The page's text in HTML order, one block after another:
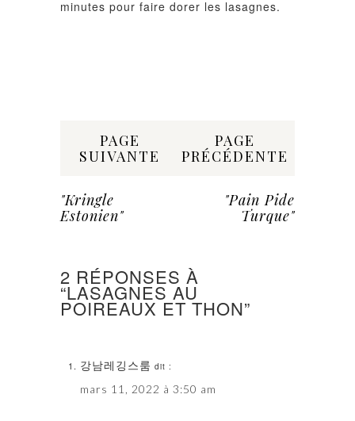
minutes pour faire dorer les lasagnes.
PAGE
SUIVANTE
"Kringle
Estonien"
PAGE
PRÉCÉDENTE
"Pain Pide
Turque"
2 RÉPONSES À
“LASAGNES AU
POIREAUX ET THON”
강남레깅스룸 dit :
mars 11, 2022 à 3:50 am